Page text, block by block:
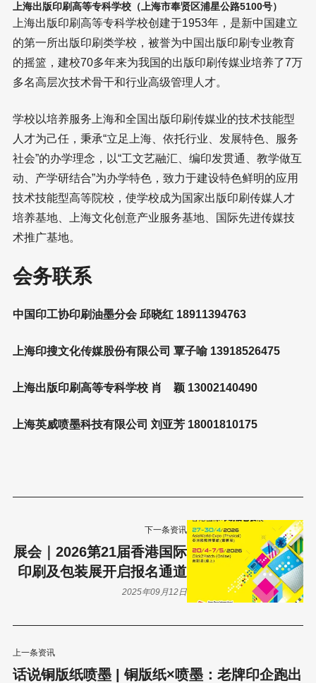
上海出版印刷高等专科学校（上海市奉贤区浦星公路5100号）
上海出版印刷高等专科学校创建于1953年，是新中国建立
的第一所出版印刷类学校，被誉为中国出版印刷专业教育
的摇篮，建校70多年来为我国的出版印刷传媒业培养了7万
多名高层次技术骨干和行业高级管理人才。
学校以培养服务上海和全国出版印刷传媒业的技术技能型
人才为己任，秉承“立足上海、依托行业、发展特色、服务
社会”的办学理念，以“工文艺融汇、编印发贯通、教学做互
动、产学研结合”为办学特色，致力于建设特色鲜明的应用
技术技能型高等院校，使学校成为国家出版印刷传媒人才
培养基地、上海文化创意产业服务基地、国际先进传媒技
术推广基地。
会务联系
中国印工协印刷油墨分会 邱晓红 18911394763
上海印搜文化传媒股份有限公司 覃子喻 13918526475
上海出版印刷高等专科学校 肖 颖 13002140490
上海英威喷墨科技有限公司 刘亚芳 18001810175
上一条资讯
话说铜版纸喷墨 | 铜版纸×喷墨：老牌印企跑出
下一条资讯
展会｜2026第21届香港国际
印刷及包装展开启报名通道
2025年09月12日